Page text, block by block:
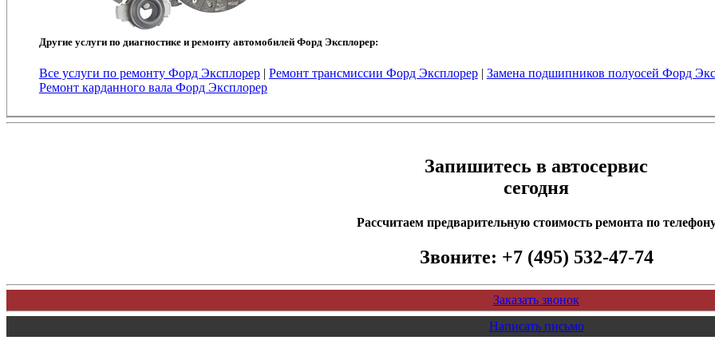
Другие услуги по диагностике и ремонту автомобилей Форд Эксплорер:
Все услуги по ремонту Форд Эксплорер| Ремонт трансмиссии Форд Эксплорер| Замена подшипников полуосей Форд
Ремонт карданного вала Форд Эксплорер
Запишитесь в автосервис
сегодня
Рассчитаем предварительную стоимость ремонта по
Звоните: +7 (495) 532-47-74
Заказать звонок
Написать письмо